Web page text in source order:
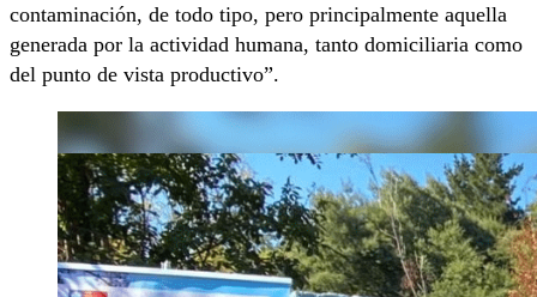
contaminación, de todo tipo, pero principalmente aquella
generada por la actividad humana, tanto domiciliaria como
del punto de vista productivo”.